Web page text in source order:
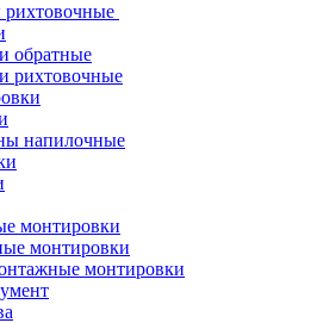
обратные
рихтовочные
напилочные
монтировки
монтировки
монтировки